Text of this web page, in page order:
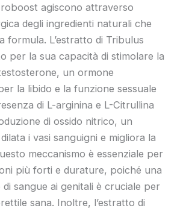
agiscono attraverso
degli ingredienti naturali che
formula. L’estratto di Tribulus
per la sua capacità di stimolare la
un ormone
la libido e la funzione sessuale
di L-arginina e L-Citrullina
di ossido nitrico, un
i vasi sanguigni e migliora la
meccanismo è essenziale per
più forti e durature, poiché una
sangue ai genitali è cruciale per
sana. Inoltre, l’estratto di